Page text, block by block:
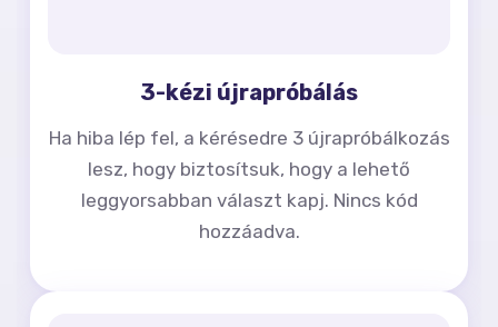
3-kézi újrapróbálás
Ha hiba lép fel, a kérésedre 3 újrapróbálkozás
lesz, hogy biztosítsuk, hogy a lehető
leggyorsabban választ kapj. Nincs kód
hozzáadva.